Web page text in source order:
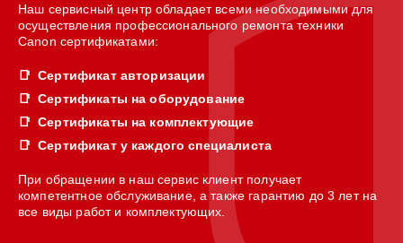
Наш сервисный центр обладает всеми необходимыми для
осуществления профессионального ремонта техники
Canon сертификатами:
Сертификат авторизации
Сертификаты на оборудование
Сертификаты на комплектующие
Сертификат у каждого специалиста
При обращении в наш сервис клиент получает
компетентное обслуживание, а также гарантию до 3 лет на
все виды работ и комплектующих.